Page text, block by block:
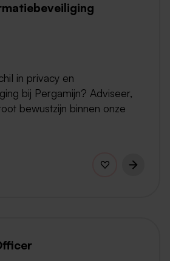
in privacy en
bij Pergamijn? Adviseer,
bewustzijn binnen onze